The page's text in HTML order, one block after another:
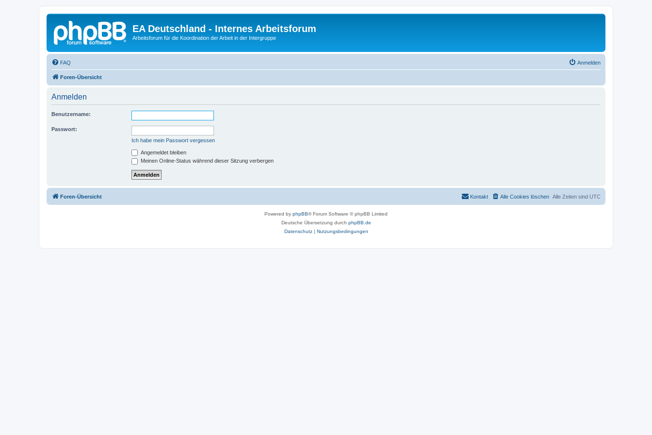
EA Deutschland - Internes Arbeitsforum
Arbeitsforum für die Koordination der Arbeit in der Intergruppe
FAQ Anmelden
Foren-Übersicht
Anmelden
Benutzername:
Passwort:
Ich habe mein Passwort vergessen
Angemeldet bleiben
Meinen Online-Status während dieser Sitzung verbergen
Foren-Übersicht Alle Zeiten sind UTC
Alle Cookies löschen
Kontakt
Powered by phpBB® Forum Software © phpBB Limited
Deutsche Übersetzung durch phpBB.de
Datenschutz| Nutzungsbedingungen